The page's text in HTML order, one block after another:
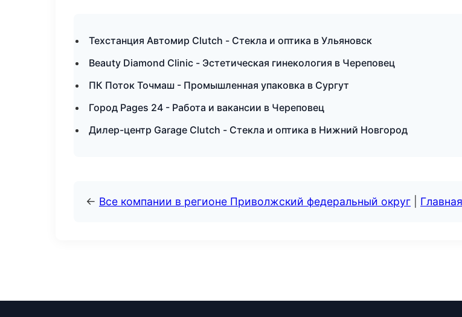
Техстанция Автомир Clutch - Стекла и оптика в Ульяновск
Beauty Diamond Clinic - Эстетическая гинекология в Череповец
ПК Поток Точмаш - Промышленная упаковка в Сургут
Город Pages 24 - Работа и вакансии в Череповец
Дилер-центр Garage Clutch - Стекла и оптика в Нижний Новгород
← Все компании в регионе Приволжский федеральный округ